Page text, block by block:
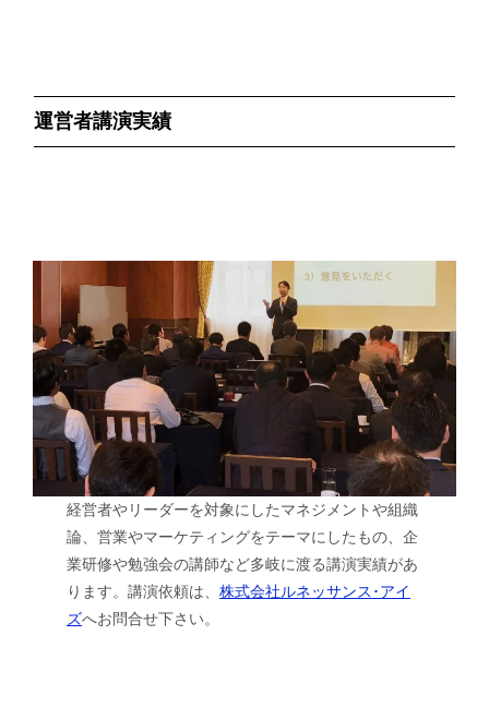
運営者講演実績
経営者やリーダーを対象にしたマネジメントや組織
論、営業やマーケティングをテーマにしたもの、企
業研修や勉強会の講師など多岐に渡る講演実績があ
ります。講演依頼は、株式会社ルネッサンス･アイ
ズへお問合せ下さい。